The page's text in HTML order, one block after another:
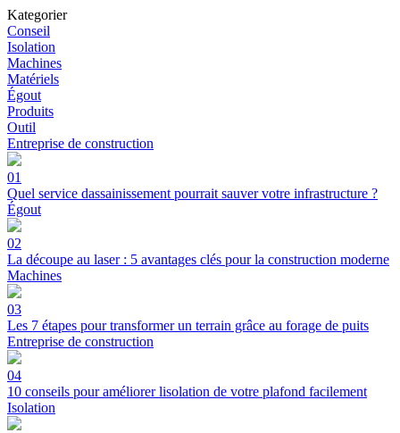
Kategorier
Conseil
Isolation
Machines
Matériels
Égout
Produits
Outil
Entreprise de construction
01
Quel service dassainissement pourrait sauver votre infrastructure ?
Égout
02
La découpe au laser : 5 avantages clés pour la construction moderne
Machines
03
Les 7 étapes pour transformer un terrain grâce au forage de puits
Entreprise de construction
04
10 conseils pour améliorer lisolation de votre plafond facilement
Isolation